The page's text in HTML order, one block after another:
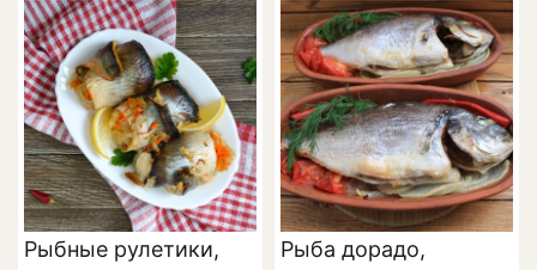
Рыбные рулетики,
Рыба дорадо,